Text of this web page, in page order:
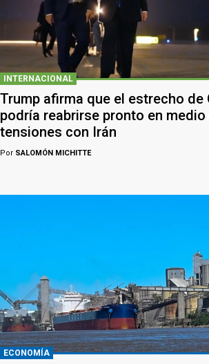
INTERNACIONAL
Trump afirma que el estrecho de
podría reabrirse pronto en medio
tensiones con Irán
Por SALOMÓN MICHITTE
ECONOMÍA